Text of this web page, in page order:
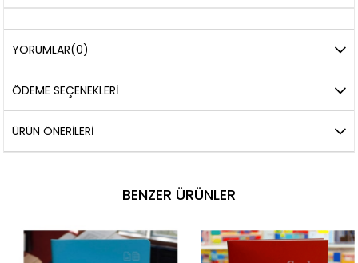
YORUMLAR(0)
ÖDEME SEÇENEKLERI
ÜRÜN ÖNERILERI
BENZER ÜRÜNLER